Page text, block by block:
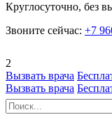
Круглосуточно, без
Звоните сейчас: +7
2
Вызвать врача
Вызвать врача